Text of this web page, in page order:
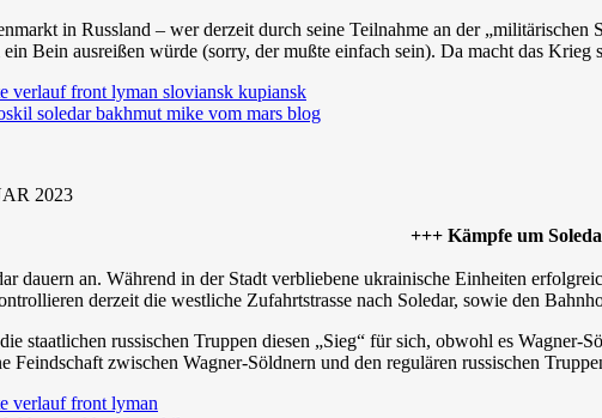
in Russland – wer derzeit durch seine Teilnahme an der
Bein ausreißen würde (sorry, der mußte einfach sein). Da macht das Krieg
2023
+++ Kämpfe um
dauern an. Während in der Stadt verbliebene ukrainische Einheiten
derzeit die westliche Zufahrtstrasse nach Soledar, sowie den
staatlichen russischen Truppen diesen „Sieg“ für sich, obwohl es
Feindschaft zwischen Wagner-Söldnern und den regulären russischen